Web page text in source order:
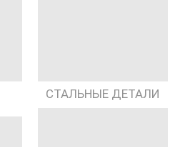
СТАЛЬНЫЕ ДЕТАЛИ